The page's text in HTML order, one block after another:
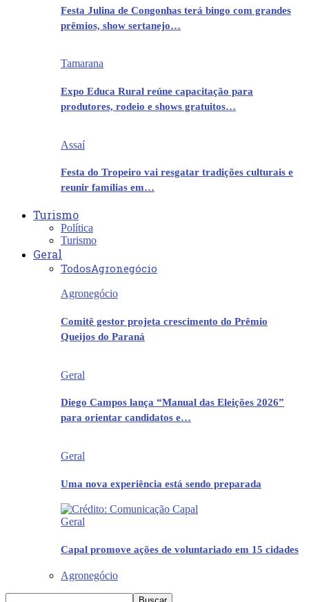
Festa Julina de Congonhas terá bingo com grandes
prêmios, show sertanejo…
Tamarana
Expo Educa Rural reúne capacitação para
produtores, rodeio e shows gratuitos…
Assaí
Festa do Tropeiro vai resgatar tradições culturais e
reunir famílias em…
Turismo
Política
Turismo
Geral
TodosAgronegócio
Agronegócio
Comitê gestor projeta crescimento do Prêmio
Queijos do Paraná
Geral
Diego Campos lança “Manual das Eleições 2026”
para orientar candidatos e…
Geral
Uma nova experiência está sendo preparada
Geral
Capal promove ações de voluntariado em 15 cidades
Agronegócio